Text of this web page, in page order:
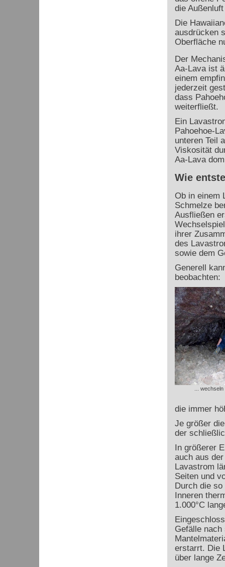
die
Die
ausdrücken
Oberfläche
Der
Aa-Lava ist
einem
jederzeit
dass
weiterfließt.
Ein
Pahoehoe-
unteren Teil
Viskosität
Aa-Lava
Wie
Ob in einem
Schmelze
Ausfließen
ihrer
des
sowie dem
Generell
beobachten:
...
die immer
Je größer
der
In größerer
auch aus
Lavastrom
Seiten und
Durch die
Inneren
1.000°C
Gefälle
erstarrt. Die
über lange